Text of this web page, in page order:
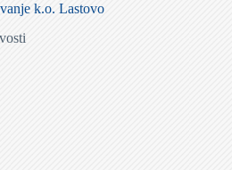
k.o. Lastovo